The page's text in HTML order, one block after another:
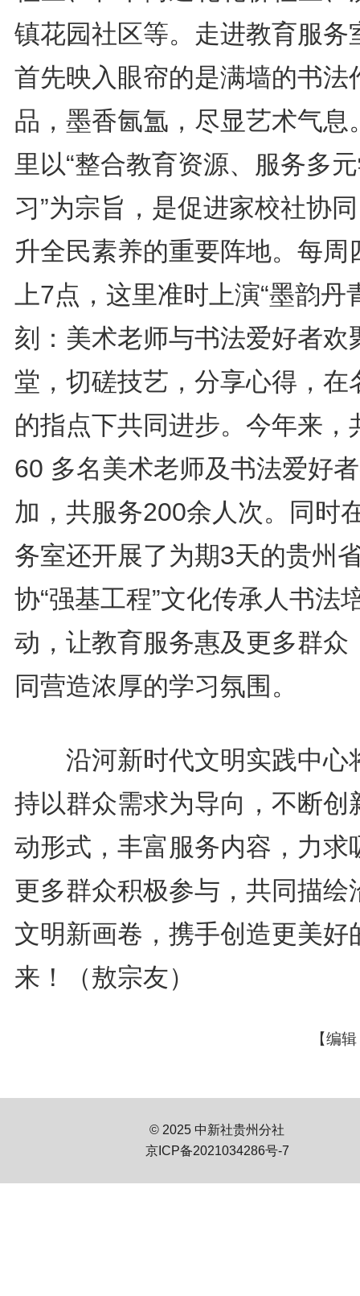
镇花园社区等。走进教育服务
首先映入眼帘的是满墙的书法
品，墨香氤氲，尽显艺术气息
里以“整合教育资源、服务多
习”为宗旨，是促进家校社协
升全民素养的重要阵地。每周
上7点，这里准时上演“墨韵丹
刻：美术老师与书法爱好者欢
堂，切磋技艺，分享心得，在
的指点下共同进步。今年来，
60 多名美术老师及书法爱好
加，共服务200余人次。同时
务室还开展了为期3天的贵州
协“强基工程”文化传承人书法
动，让教育服务惠及更多群众
同营造浓厚的学习氛围。
沿河新时代文明实践中心
持以群众需求为导向，不断创
动形式，丰富服务内容，力求
更多群众积极参与，共同描绘
文明新画卷，携手创造更美好
来！（敖宗友）
【编
© 2025 中新社贵州分社
京ICP备2021034286号-7